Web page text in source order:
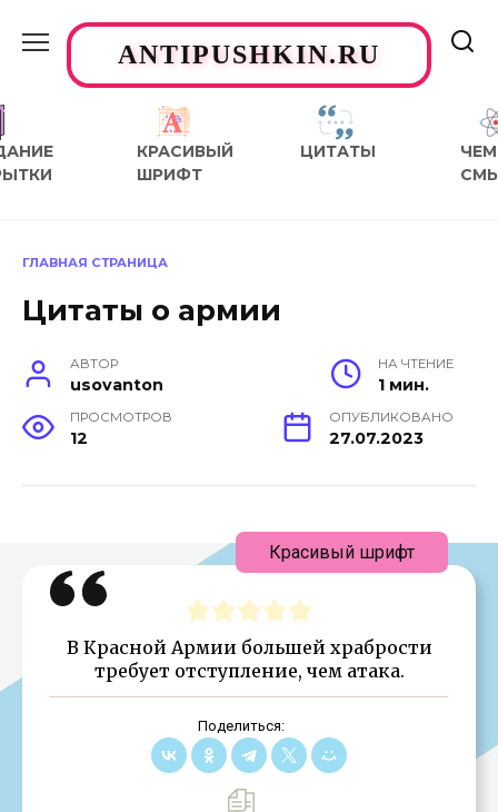
содержаниюANTIPUSHKIN.RU
КРАСИВЫЙ
ШРИФТ
ЦИТАТЫ
ЧЕМ
ГЛАВНАЯ СТРАНИЦА
Цитаты о армии
АВТОР
usovanton
НА ЧТЕНИЕ
1 мин.
ПРОСМОТРОВ
12
ОПУБЛИКОВАНО
27.07.2023
В Красной Армии большей храбрости
требует отступление, чем атака.
Поделиться:
Красивый шрифт